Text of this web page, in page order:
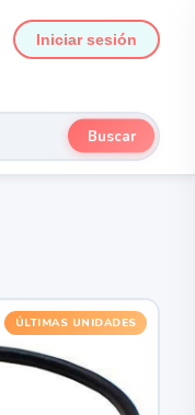
Buscar
Iniciar sesión
ÚLTIMAS UNIDADES